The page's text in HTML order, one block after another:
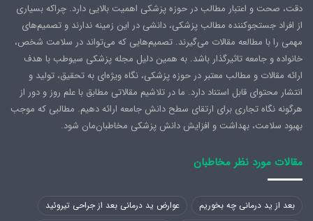
دقت، صحت و اعتبار مطالب در حوزه پزشکی اهمیت بالایی دارد. چراکه بسیاری
از افراد جستجوکننده مطالب پزشکی، دانشی در این زمینه ندارند و تصمیم‌های
مهمی را با مطالعه مقالات می‌گیرند. تصمیم‌هایی که می‌تواند در سلامت شخص،
خانواده و جامعه تاثیرگذار باشد. به همین دلیل مجله پزشکی سیوطب با هدف
ارائه مقالات و مطالب معتبر در حوزه پزشکی، نگاه ویژه‌ای به تحقیق، تولید و
انتشار محتوای قابل استناد دارد. ما در تلاشیم مقالاتی مطابق با علم روز و دور از
هرگونه نگاه تجاری برای ارتقای سطح دانش جامعه ارائه دهیم. مطالبی که موجب
بهبود سلامت، بهداشت و افزایش دانش پزشکی مخاطبان‌مان شود.
مقالات مورد نظر مخاطبان
بعد از ید درمانی چه بخوریم
عوارض ید درمانی بعد از جراحی تیروئید